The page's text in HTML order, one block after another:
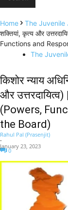
Home The Juvenile
शक्तियां, कृत्य और
Functions and
The
किशोर न्याय
और
(Powers,
the Board)
Rahul Pal (Prasenjit)
-
January 23, 2023
0